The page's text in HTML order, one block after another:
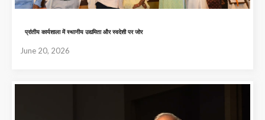
प्रांतीय कार्यशाला में स्थानीय उद्यमिता और स्वदेशी पर जोर
June 20, 2026